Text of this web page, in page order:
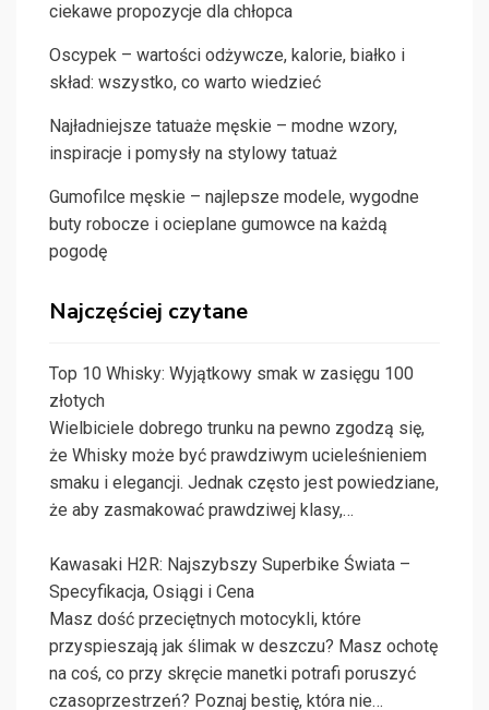
ciekawe propozycje dla chłopca
Oscypek – wartości odżywcze, kalorie, białko i
skład: wszystko, co warto wiedzieć
Najładniejsze tatuaże męskie – modne wzory,
inspiracje i pomysły na stylowy tatuaż
Gumofilce męskie – najlepsze modele, wygodne
buty robocze i ocieplane gumowce na każdą
pogodę
Najczęściej czytane
Top 10 Whisky: Wyjątkowy smak w zasięgu 100
złotych
Wielbiciele dobrego trunku na pewno zgodzą się,
że Whisky może być prawdziwym ucieleśnieniem
smaku i elegancji. Jednak często jest powiedziane,
że aby zasmakować prawdziwej klasy,…
Kawasaki H2R: Najszybszy Superbike Świata –
Specyfikacja, Osiągi i Cena
Masz dość przeciętnych motocykli, które
przyspieszają jak ślimak w deszczu? Masz ochotę
na coś, co przy skręcie manetki potrafi poruszyć
czasoprzestrzeń? Poznaj bestię, która nie…